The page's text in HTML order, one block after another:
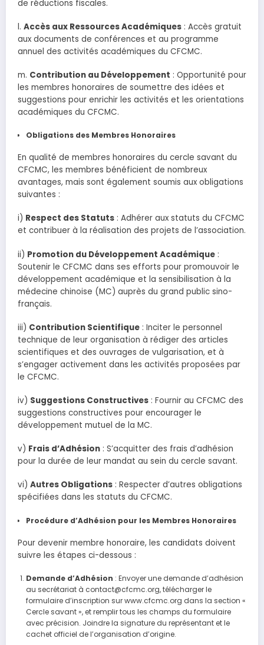
de réductions fiscales.
l. Accès aux Ressources Académiques : Accès gratuit
aux documents de conférences et au programme
annuel des activités académiques du CFCMC.
m. Contribution au Développement : Opportunité pour
les membres honoraires de soumettre des idées et
suggestions pour enrichir les activités et les orientations
académiques du CFCMC.
Obligations des Membres Honoraires
En qualité de membres honoraires du cercle savant du
CFCMC, les membres bénéficient de nombreux
avantages, mais sont également soumis aux obligations
suivantes :
i) Respect des Statuts : Adhérer aux statuts du CFCMC
et contribuer à la réalisation des projets de l’association.
ii) Promotion du Développement Académique :
Soutenir le CFCMC dans ses efforts pour promouvoir le
développement académique et la sensibilisation à la
médecine chinoise (MC) auprès du grand public sino-
français.
iii) Contribution Scientifique : Inciter le personnel
technique de leur organisation à rédiger des articles
scientifiques et des ouvrages de vulgarisation, et à
s’engager activement dans les activités proposées par
le CFCMC.
iv) Suggestions Constructives : Fournir au CFCMC des
suggestions constructives pour encourager le
développement mutuel de la MC.
v) Frais d’Adhésion : S’acquitter des frais d’adhésion
pour la durée de leur mandat au sein du cercle savant.
vi) Autres Obligations : Respecter d’autres obligations
spécifiées dans les statuts du CFCMC.
Procédure d’Adhésion pour les Membres Honoraires
Pour devenir membre honoraire, les candidats doivent
suivre les étapes ci-dessous :
Demande d’Adhésion : Envoyer une demande d’adhésion
au secrétariat à contact@cfcmc.org, télécharger le
formulaire d’inscription sur www.cfcmc.org dans la section «
Cercle savant », et remplir tous les champs du formulaire
avec précision. Joindre la signature du représentant et le
cachet officiel de l’organisation d’origine.